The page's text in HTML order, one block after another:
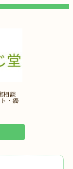
相談
・癌